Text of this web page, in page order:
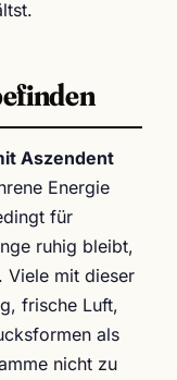
Aszendent
Energie
für
ruhig bleibt,
Viele mit dieser
frische Luft,
als
nicht zu